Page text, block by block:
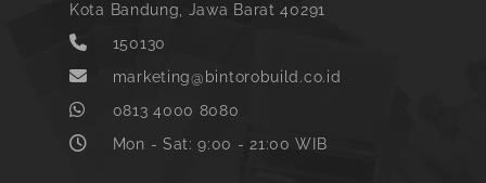
Kota Bandung, Jawa Barat 40291
150130
marketing@bintorobuild.co.id
0813 4000 8080
Mon - Sat: 9:00 - 21:00 WIB